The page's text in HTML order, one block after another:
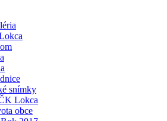
snímky
Lokca
obce